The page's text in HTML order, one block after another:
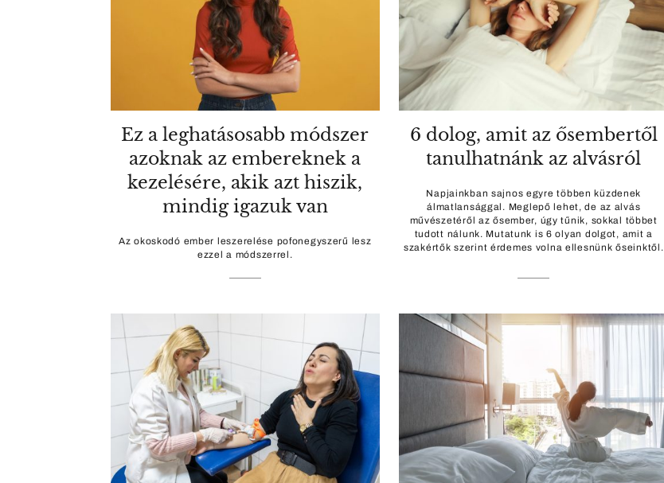
Ez a leghatásosabb módszer
azoknak az embereknek a
kezelésére, akik azt hiszik,
mindig igazuk van
Az okoskodó ember leszerelése pofonegyszerű lesz
ezzel a módszerrel.
6 dolog, amit az ősembertől
tanulhatnánk az alvásról
Napjainkban sajnos egyre többen küzdenek
álmatlansággal. Meglepő lehet, de az alvás
művészetéről az ősember, úgy tűnik, sokkal többet
tudott nálunk. Mutatunk is 6 olyan dolgot, amit a
szakértők szerint érdemes volna ellesnünk őseinktől.